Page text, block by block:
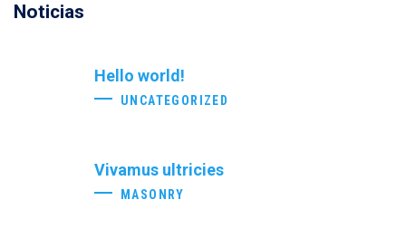
Noticias
Hello world!
UNCATEGORIZED
Vivamus ultricies
MASONRY